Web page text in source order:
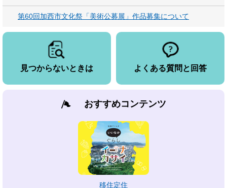
第60回加西市文化祭「美術公募展」作品募集について
見つからないときは よくある質問と回答
おすすめコンテンツ
移住定住